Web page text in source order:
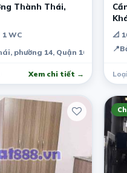
Thành Thái,
1 WC
phường 14, Quận 10, Thành
Xem chi tiết →
📐
📍